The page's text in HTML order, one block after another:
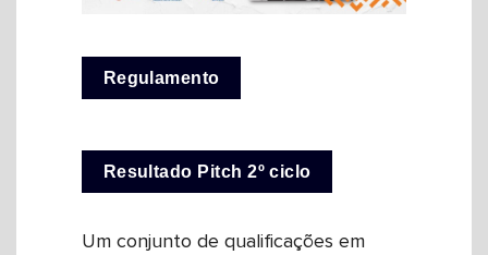
Regulamento
Resultado Pitch 2º ciclo
Um conjunto de qualificações em